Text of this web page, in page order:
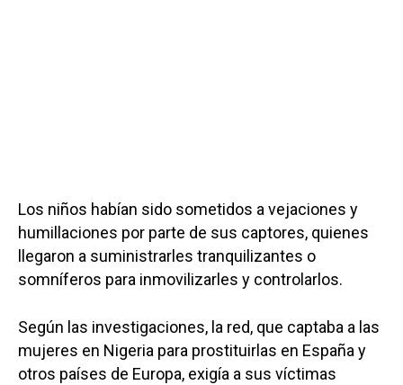
Los niños habían sido sometidos a vejaciones y
humillaciones por parte de sus captores, quienes
llegaron a suministrarles tranquilizantes o
somníferos para inmovilizarles y controlarlos.
Según las investigaciones, la red, que captaba a las
mujeres en Nigeria para prostituirlas en España y
otros países de Europa, exigía a sus víctimas